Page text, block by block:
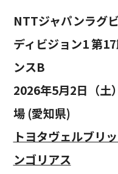
NTTジャパンラグ
ディビジョン1 第
ンスB
2026年5月2日（土
場 (愛知県)
トヨタヴェルブリ
ンゴリアス